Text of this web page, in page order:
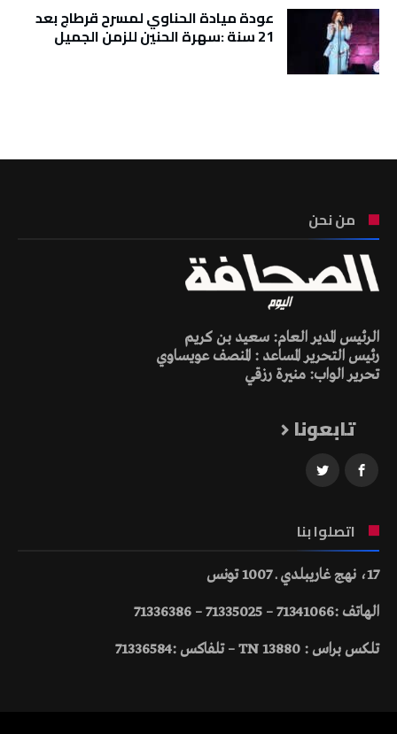
عودة ميادة الحناوي لمسرح قرطاج بعد
21 سنة :سهرة الحنين للزمن الجميل
من نحن
الرئيس المدير العام: سعيد بن كريم
رئيس التحرير المساعد : المنصف عويساوي
تحرير الواب: منيرة رزقي
تابعونا
اتصلوا بنا
17، نهج غاريبلدي ـ 1007 تونس
الهاتف :71341066 – 71335025 – 71336386
تلكس براس : 13880 TN – تلفاكس :71336584